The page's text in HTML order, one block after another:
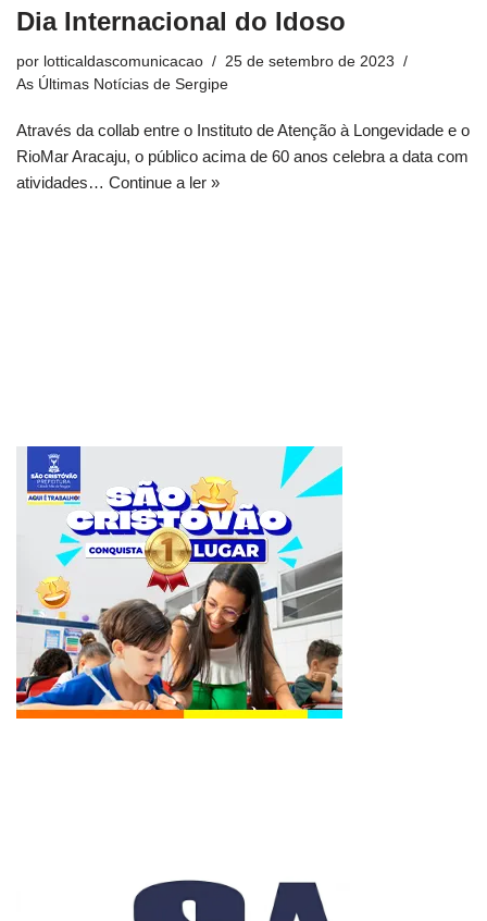
Dia Internacional do Idoso
por lotticaldascomunicacao
25 de setembro de 2023
As Últimas Notícias de Sergipe
Através da collab entre o Instituto de Atenção à Longevidade e o
RioMar Aracaju, o público acima de 60 anos celebra a data com
atividades… Continue a ler »